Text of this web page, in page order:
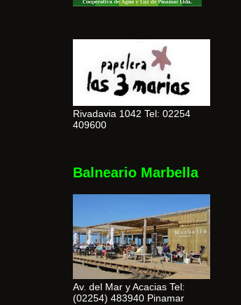
Rivadavia 1042 Tel: 02254
409600
Balneario Marbella
Av. del Mar y Acacias Tel:
(02254) 483940 Pinamar